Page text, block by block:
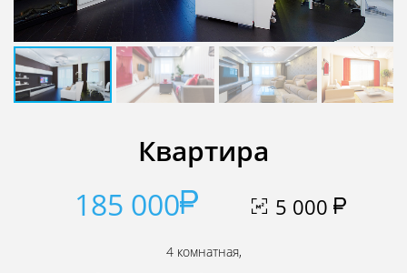
Квартира
185 000 5 000
4 комнатная,